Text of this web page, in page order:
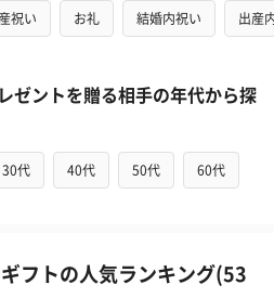
祝い お礼 結婚内祝い 出産
ゼントを贈る相手の年代から探
30代 40代 50代 60代
フトの人気ランキング(53